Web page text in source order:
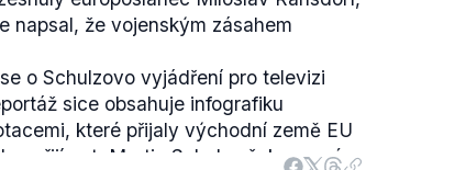
napsal, že vojenským zásahem
o Schulzovo vyjádření pro televizi
sice obsahuje infografiku
které přijaly východní země EU
přijímat. Martin Schulz však ve svém